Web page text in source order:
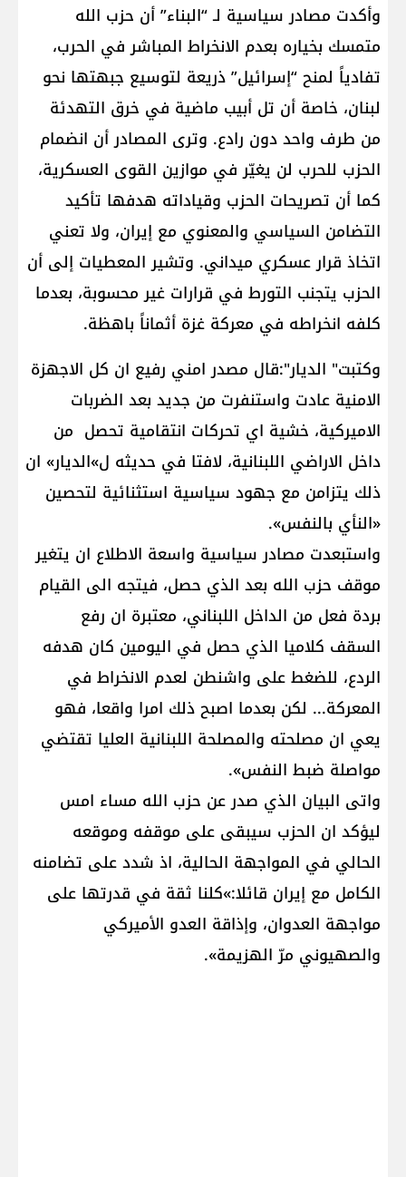
وأكدت مصادر سياسية لـ “البناء” أن حزب الله
متمسك بخياره بعدم الانخراط المباشر في الحرب،
تفادياً لمنح “إسرائيل” ذريعة لتوسيع جبهتها نحو
لبنان، خاصة أن تل أبيب ماضية في خرق التهدئة
من طرف واحد دون رادع. وترى المصادر أن انضمام
الحزب للحرب لن يغيّر في موازين القوى العسكرية،
كما أن تصريحات الحزب وقياداته هدفها تأكيد
التضامن السياسي والمعنوي مع إيران، ولا تعني
اتخاذ قرار عسكري ميداني. وتشير المعطيات إلى أن
الحزب يتجنب التورط في قرارات غير محسوبة، بعدما
كلفه انخراطه في معركة غزة أثماناً باهظة.
وكتبت" الديار":قال مصدر امني رفيع ان كل الاجهزة
الامنية عادت واستنفرت من جديد بعد الضربات
الاميركية، خشية اي تحركات انتقامية تحصل من
داخل الاراضي اللبنانية، لافتا في حديثه ل»الديار» ان
ذلك يتزامن مع جهود سياسية استثنائية لتحصين
«النأي بالنفس».
واستبعدت مصادر سياسية واسعة الاطلاع ان يتغير
موقف حزب الله بعد الذي حصل، فيتجه الى القيام
بردة فعل من الداخل اللبناني، معتبرة ان رفع
السقف كلاميا الذي حصل في اليومين كان هدفه
الردع، للضغط على واشنطن لعدم الانخراط في
المعركة... لكن بعدما اصبح ذلك امرا واقعا، فهو
يعي ان مصلحته والمصلحة اللبنانية العليا تقتضي
مواصلة ضبط النفس».
واتى البيان الذي صدر عن حزب الله مساء امس
ليؤكد ان الحزب سيبقى على موقفه وموقعه
الحالي في المواجهة الحالية، اذ شدد على تضامنه
الكامل مع إيران قائلا:»كلنا ثقة في قدرتها على
مواجهة العدوان، وإذاقة العدو الأميركي
والصهيوني مرّ الهزيمة».